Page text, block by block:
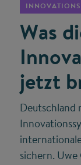
Was
jetzt
Deutschland
sichern.